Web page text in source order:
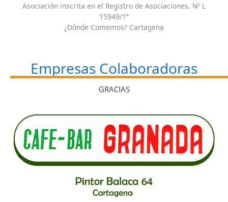
Asociación inscrita en el Registro de Asociaciones. Nº L
15949/1ª
¿Dónde Comemos? Cartagena
Empresas Colaboradoras
GRACIAS